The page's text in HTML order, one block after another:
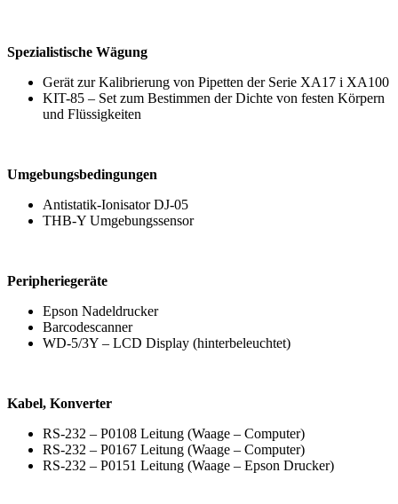
Spezialistische Wägung
Gerät zur Kalibrierung von Pipetten der Serie XA17 i XA100
KIT-85 – Set zum Bestimmen der Dichte von festen Körpern
und Flüssigkeiten
Umgebungsbedingungen
Antistatik-Ionisator DJ-05
THB-Y Umgebungssensor
Peripheriegeräte
Epson Nadeldrucker
Barcodescanner
WD-5/3Y – LCD Display (hinterbeleuchtet)
Kabel, Konverter
RS-232 – P0108 Leitung (Waage – Computer)
RS-232 – P0167 Leitung (Waage – Computer)
RS-232 – P0151 Leitung (Waage – Epson Drucker)